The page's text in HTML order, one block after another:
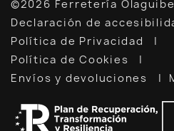
©2026 Ferretería
Declaración de
Política de Privacidad
Política de Cookies
Envíos y devoluciones